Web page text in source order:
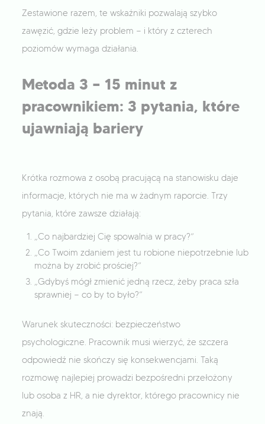
Zestawione razem, te wskaźniki pozwalają szybko
zawęzić, gdzie leży problem — i który z czterech
poziomów wymaga działania.
Metoda 3 — 15 minut z
pracownikiem: 3 pytania, które
ujawniają bariery
Krótka rozmowa z osobą pracującą na stanowisku daje
informacje, których nie ma w żadnym raporcie. Trzy
pytania, które zawsze działają:
„Co najbardziej Cię spowalnia w pracy?”
„Co Twoim zdaniem jest tu robione niepotrzebnie lub
można by zrobić prościej?”
„Gdybyś mógł zmienić jedną rzecz, żeby praca szła
sprawniej — co by to było?”
Warunek skuteczności: bezpieczeństwo
psychologiczne. Pracownik musi wierzyć, że szczera
odpowiedź nie skończy się konsekwencjami. Taką
rozmowę najlepiej prowadzi bezpośredni przełożony
lub osoba z HR, a nie dyrektor, którego pracownicy nie
znają.